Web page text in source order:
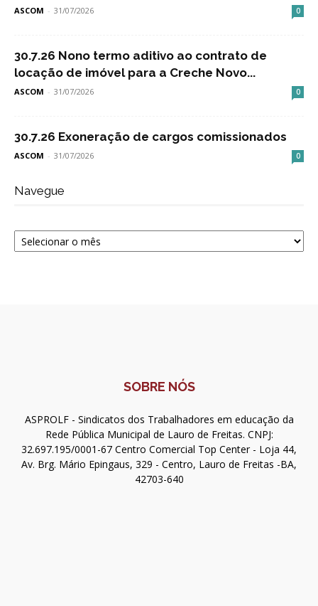
ASCOM - 31/07/2026 0
30.7.26 Nono termo aditivo ao contrato de
locação de imóvel para a Creche Novo...
ASCOM - 31/07/2026 0
30.7.26 Exoneração de cargos comissionados
ASCOM - 31/07/2026 0
Navegue
Navegue
SOBRE NÓS
ASPROLF - Sindicatos dos Trabalhadores em educação da
Rede Pública Municipal de Lauro de Freitas. CNPJ:
32.697.195/0001-67 Centro Comercial Top Center - Loja 44,
Av. Brg. Mário Epingaus, 329 - Centro, Lauro de Freitas -BA,
42703-640